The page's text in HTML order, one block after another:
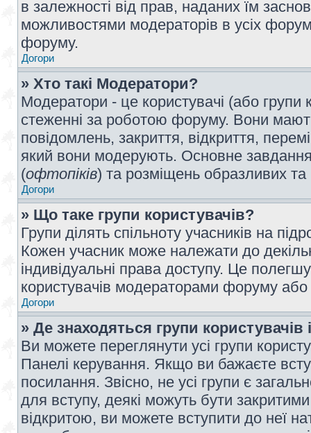
в залежності від прав, наданих їм
можливостями модераторів в усіх
форуму.
Догори
» Хто такі Модератори?
Модератори - це користувачі (або
стеженні за роботою форуму. Вони
повідомлень, закриття, відкриття,
який вони модерують. Основне
(офтопіків) та розміщень образливих
Догори
» Що таке групи користувачів?
Групи ділять спільноту учасників на
Кожен учасник може належати до
індивідуальні права доступу. Це
користувачів модераторами форуму
Догори
» Де знаходяться групи користувачів
Ви можете переглянути усі групи
Панелі керування. Якщо ви бажаєте
посилання. Звісно, не усі групи є
для вступу, деякі можуть бути
відкритою, ви можете вступити до неї